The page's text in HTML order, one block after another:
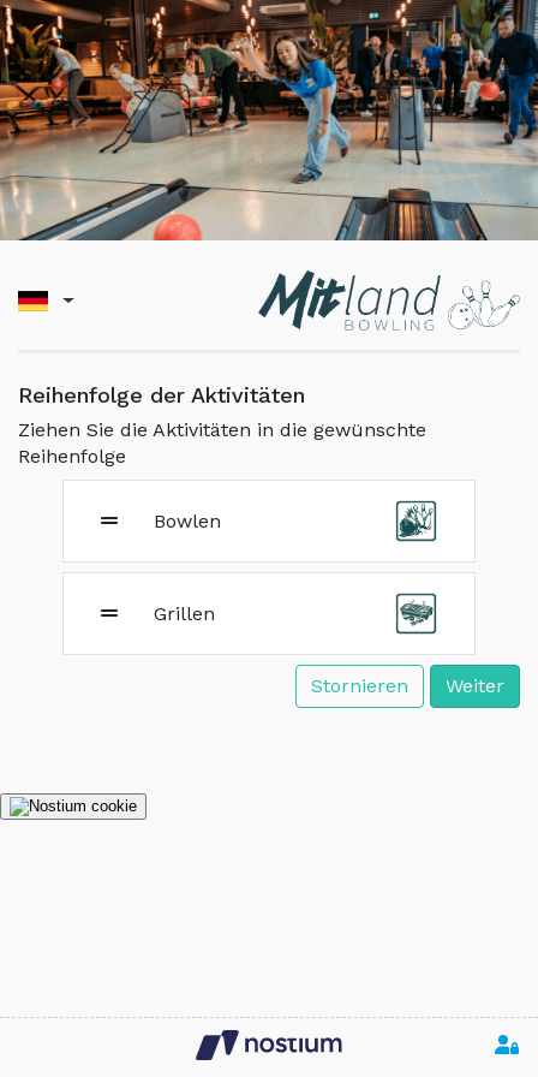
Reihenfolge der Aktivitäten
Ziehen Sie die Aktivitäten in die gewünschte
Reihenfolge
Bowlen
Grillen
Stornieren Weiter